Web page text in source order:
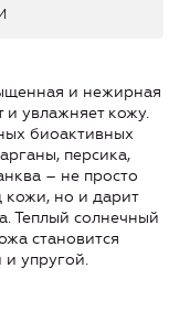
и нежирная
и увлажняет кожу.
биоактивных
персика,
– не просто
кожи, но и дарит
Теплый солнечный
становится
упругой.